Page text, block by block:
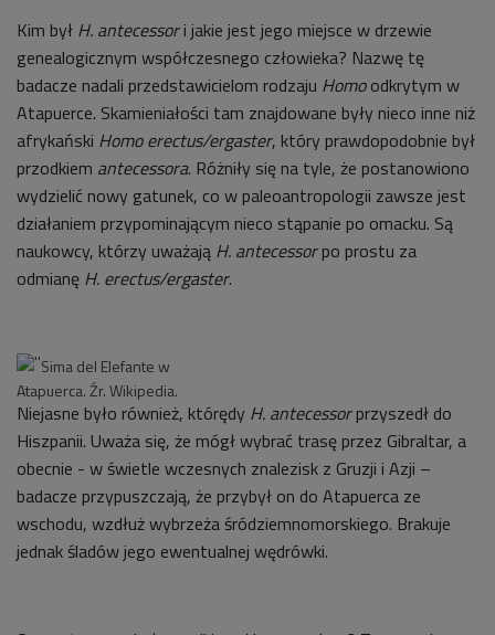
Kim był H. antecessori jakie jest jego miejsce w drzewie
genealogicznym współczesnego człowieka? Nazwę tę
badacze nadali przedstawicielom rodzaju Homoodkrytym w
Atapuerce. Skamieniałości tam znajdowane były nieco inne niż
afrykański Homo erectus/ergaster, który prawdopodobnie był
przodkiem antecessora. Różniły się na tyle, że postanowiono
wydzielić nowy gatunek, co w paleoantropologii zawsze jest
działaniem przypominającym nieco stąpanie po omacku. Są
naukowcy, którzy uważają H. antecessorpo prostu za
odmianę H. erectus/ergaster.
Sima del Elefante w
Atapuerca. Źr. Wikipedia.
Niejasne było również, którędy H. antecessorprzyszedł do
Hiszpanii. Uważa się, że mógł wybrać trasę przez Gibraltar, a
obecnie - w świetle wczesnych znalezisk z Gruzji i Azji –
badacze przypuszczają, że przybył on do Atapuerca ze
wschodu, wzdłuż wybrzeża śródziemnomorskiego. Brakuje
jednak śladów jego ewentualnej wędrówki.